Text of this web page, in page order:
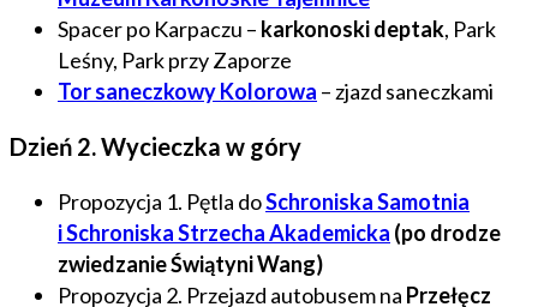
Spacer po Karpaczu – karkonoski deptak, Park
Leśny, Park przy Zaporze
Tor saneczkowy Kolorowa – zjazd saneczkami
Dzień 2. Wycieczka w góry
Propozycja 1. Pętla doSchroniska Samotnia
i Schroniska Strzecha Akademicka (po drodze
zwiedzanie Świątyni Wang)
Propozycja 2. Przejazd autobusem na Przełęcz